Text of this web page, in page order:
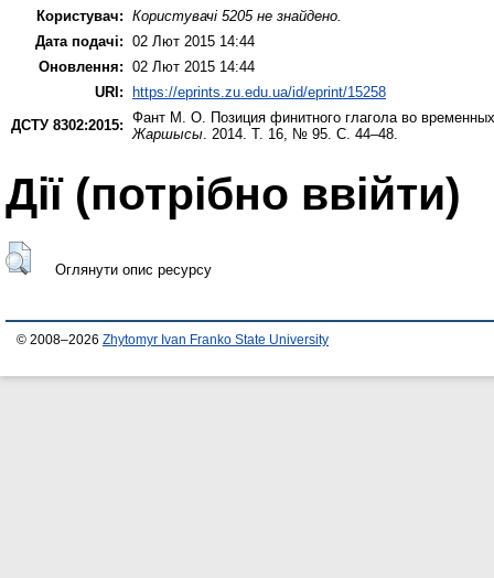
Користувач: Користувачі 5205 не знайдено.
Дата подачі: 02 Лют 2015 14:44
Оновлення: 02 Лют 2015 14:44
URI: https://eprints.zu.edu.ua/id/eprint/15258
ДСТУ 8302:2015: Фант М. О. Позиция финитного глагола во
Жаршысы . 2014. Т. 16, № 95. С. 44–48.
Дії ​​(потрібно ввійти)
Оглянути опис ресурсу
© 2008–2026 Zhytomyr Ivan Franko State University